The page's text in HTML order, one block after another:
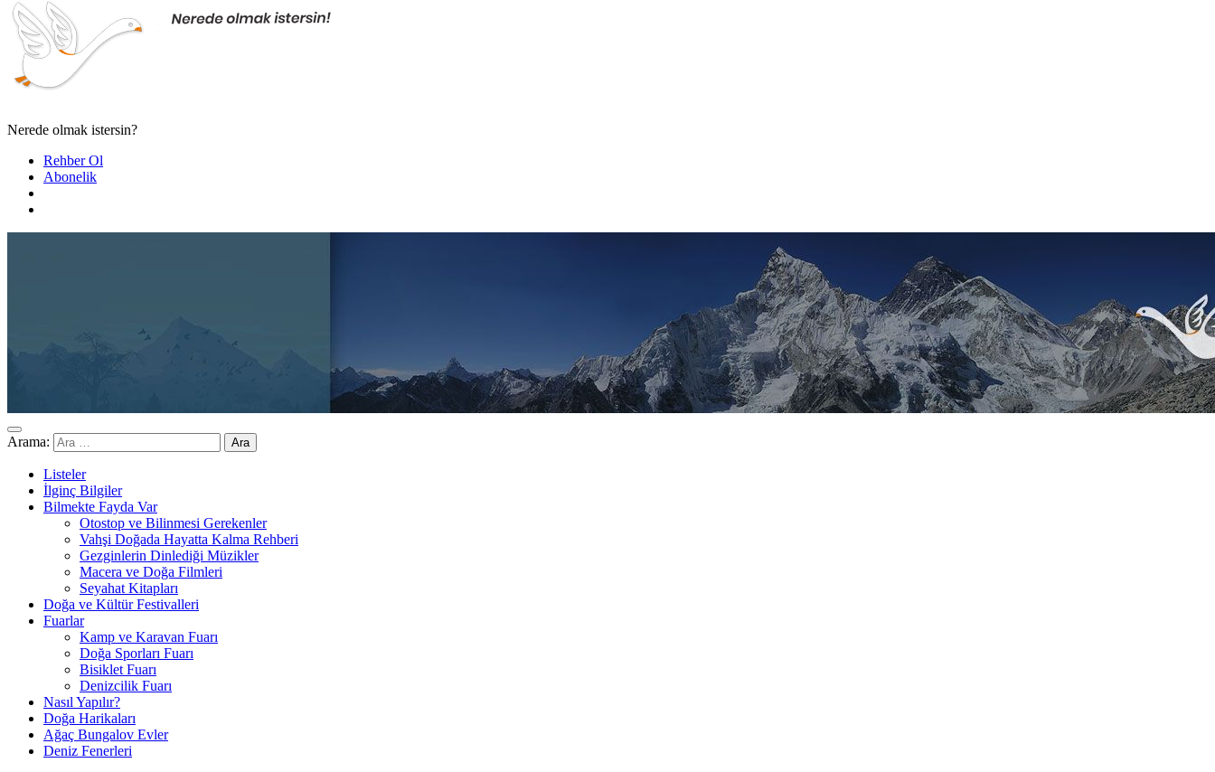
Nerede olmak istersin?
Rehber Ol
Abonelik
Arama:
Listeler
İlginç Bilgiler
Bilmekte Fayda Var
Otostop ve Bilinmesi Gerekenler
Vahşi Doğada Hayatta Kalma Rehberi
Gezginlerin Dinlediği Müzikler
Macera ve Doğa Filmleri
Seyahat Kitapları
Doğa ve Kültür Festivalleri
Fuarlar
Kamp ve Karavan Fuarı
Doğa Sporları Fuarı
Bisiklet Fuarı
Denizcilik Fuarı
Nasıl Yapılır?
Doğa Harikaları
Ağaç Bungalov Evler
Deniz Fenerleri